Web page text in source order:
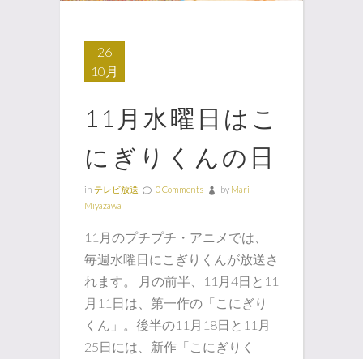
26
10月
11月水曜日はこ
にぎりくんの日
in テレビ放送 0 Comments by Mari
Miyazawa
11月のプチプチ・アニメでは、
毎週水曜日にこぎりくんが放送さ
れます。 月の前半、11月4日と11
月11日は、第一作の「こにぎり
くん」。後半の11月18日と11月
25日には、新作「こにぎりく